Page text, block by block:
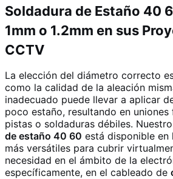
Soldadura de Estaño 40
1mm o 1.2mm en sus
CCTV
La elección del diámetro correcto
como la calidad de la aleación
inadecuado puede llevar a aplicar
poco estaño, resultando en
pistas o soldaduras débiles. Nuestro
de estaño 40 60 está disponible en
más versátiles para cubrir
necesidad en el ámbito de la
específicamente, en el cableado de